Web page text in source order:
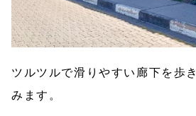
ツルツルで滑りやすい廊下を歩
みます。